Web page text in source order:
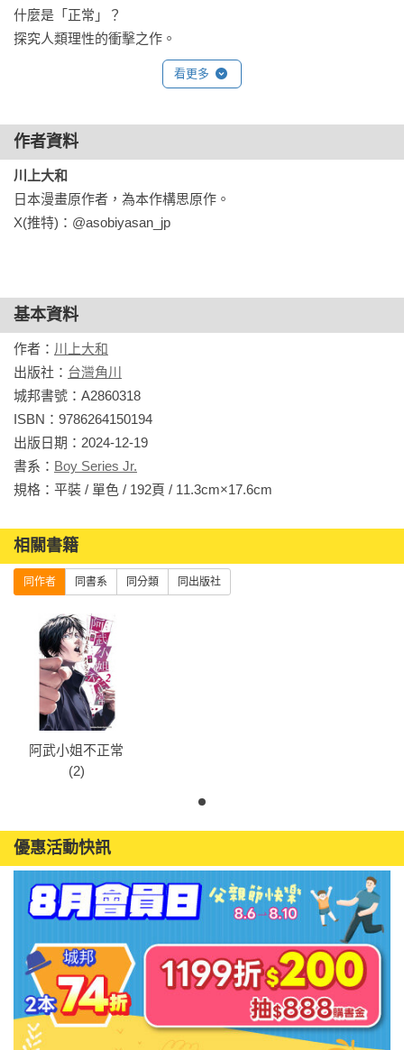
什麼是「正常」？
探究人類理性的衝擊之作。
看更多
作者資料
川上大和
日本漫畫原作者，為本作構思原作。
基本資料
作者： 川上大和
出版社： 台灣角川
城邦書號：A2860318
ISBN：9786264150194
出版日期：2024-12-19
書系： Boy Series Jr.
規格：平裝 / 單色 / 192頁 / 11.3cm×17.6cm
相關書籍
同作者 同書系 同分類 同出版社
阿武小姐不正常
(2)
優惠活動快訊